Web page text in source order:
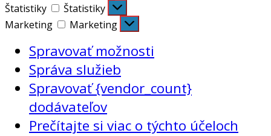
Štatistiky
Štatistiky
Marketing
Marketing
Spravovať možnosti
Správa služieb
Spravovať {vendor_count}
dodávateľov
Prečítajte si viac o týchto účeloch